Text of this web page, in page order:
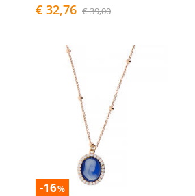
€ 32,76 € 39,00
-16%